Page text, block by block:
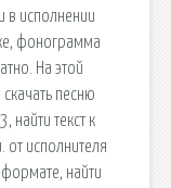
в исполнении
фонограмма
На этой
песню
найти текст к
от исполнителя
формате, найти